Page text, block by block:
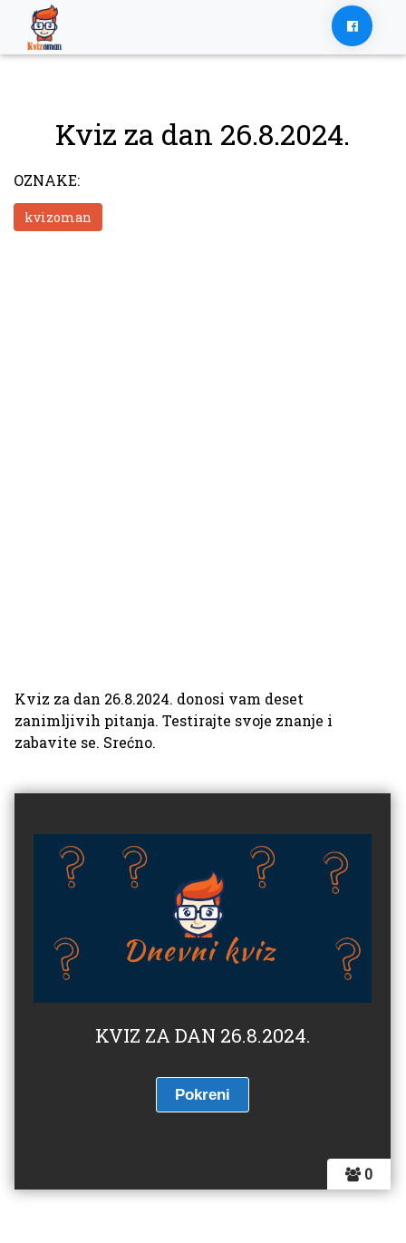
content
Kviz za dan 26.8.2024.
OZNAKE:
kvizoman
Kviz za dan 26.8.2024. donosi vam deset
zanimljivih pitanja. Testirajte svoje znanje i
zabavite se. Srećno.
0
KVIZ ZA DAN 26.8.2024.